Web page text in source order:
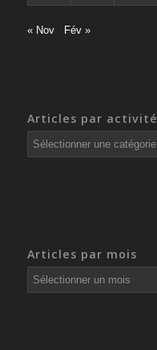
« Nov Fév »
Articles par activité
Articles
par
Articles par mois